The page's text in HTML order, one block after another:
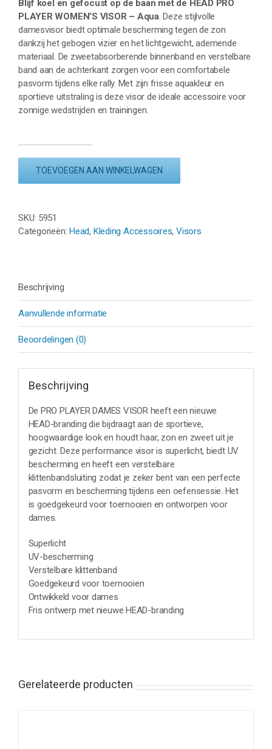
Blijf koel en gefocust op de baan met de HEAD PRO
PLAYER WOMEN’S VISOR – Aqua . Deze stijlvolle
damesvisor biedt optimale bescherming tegen de zon
dankzij het gebogen vizier en het lichtgewicht, ademende
materiaal. De zweetabsorberende binnenband en verstelbare
band aan de achterkant zorgen voor een comfortabele
pasvorm tijdens elke rally. Met zijn frisse aquakleur en
sportieve uitstraling is deze visor de ideale accessoire voor
zonnige wedstrijden en trainingen.
PLAYER
-
AQUA
TOEVOEGEN AAN WINKELWAGEN
SKU: 5951
Categorieën:Head, Kleding Accessoires,Visors
Beschrijving
Aanvullende informatie
Beoordelingen (0)
Beschrijving
De PRO PLAYER DAMES VISOR heeft een nieuwe
HEAD-branding die bijdraagt aan de sportieve,
hoogwaardige look en houdt haar, zon en zweet uit je
gezicht. Deze performance visor is superlicht, biedt UV
bescherming en heeft een verstelbare
klittenbandsluiting zodat je zeker bent van een perfecte
pasvorm en bescherming tijdens een oefensessie. Het
is goedgekeurd voor toernooien en ontworpen voor
dames.
Superlicht
UV-bescherming
Verstelbare klittenband
Goedgekeurd voor toernooien
Ontwikkeld voor dames
Fris ontwerp met nieuwe HEAD-branding
Gerelateerde producten